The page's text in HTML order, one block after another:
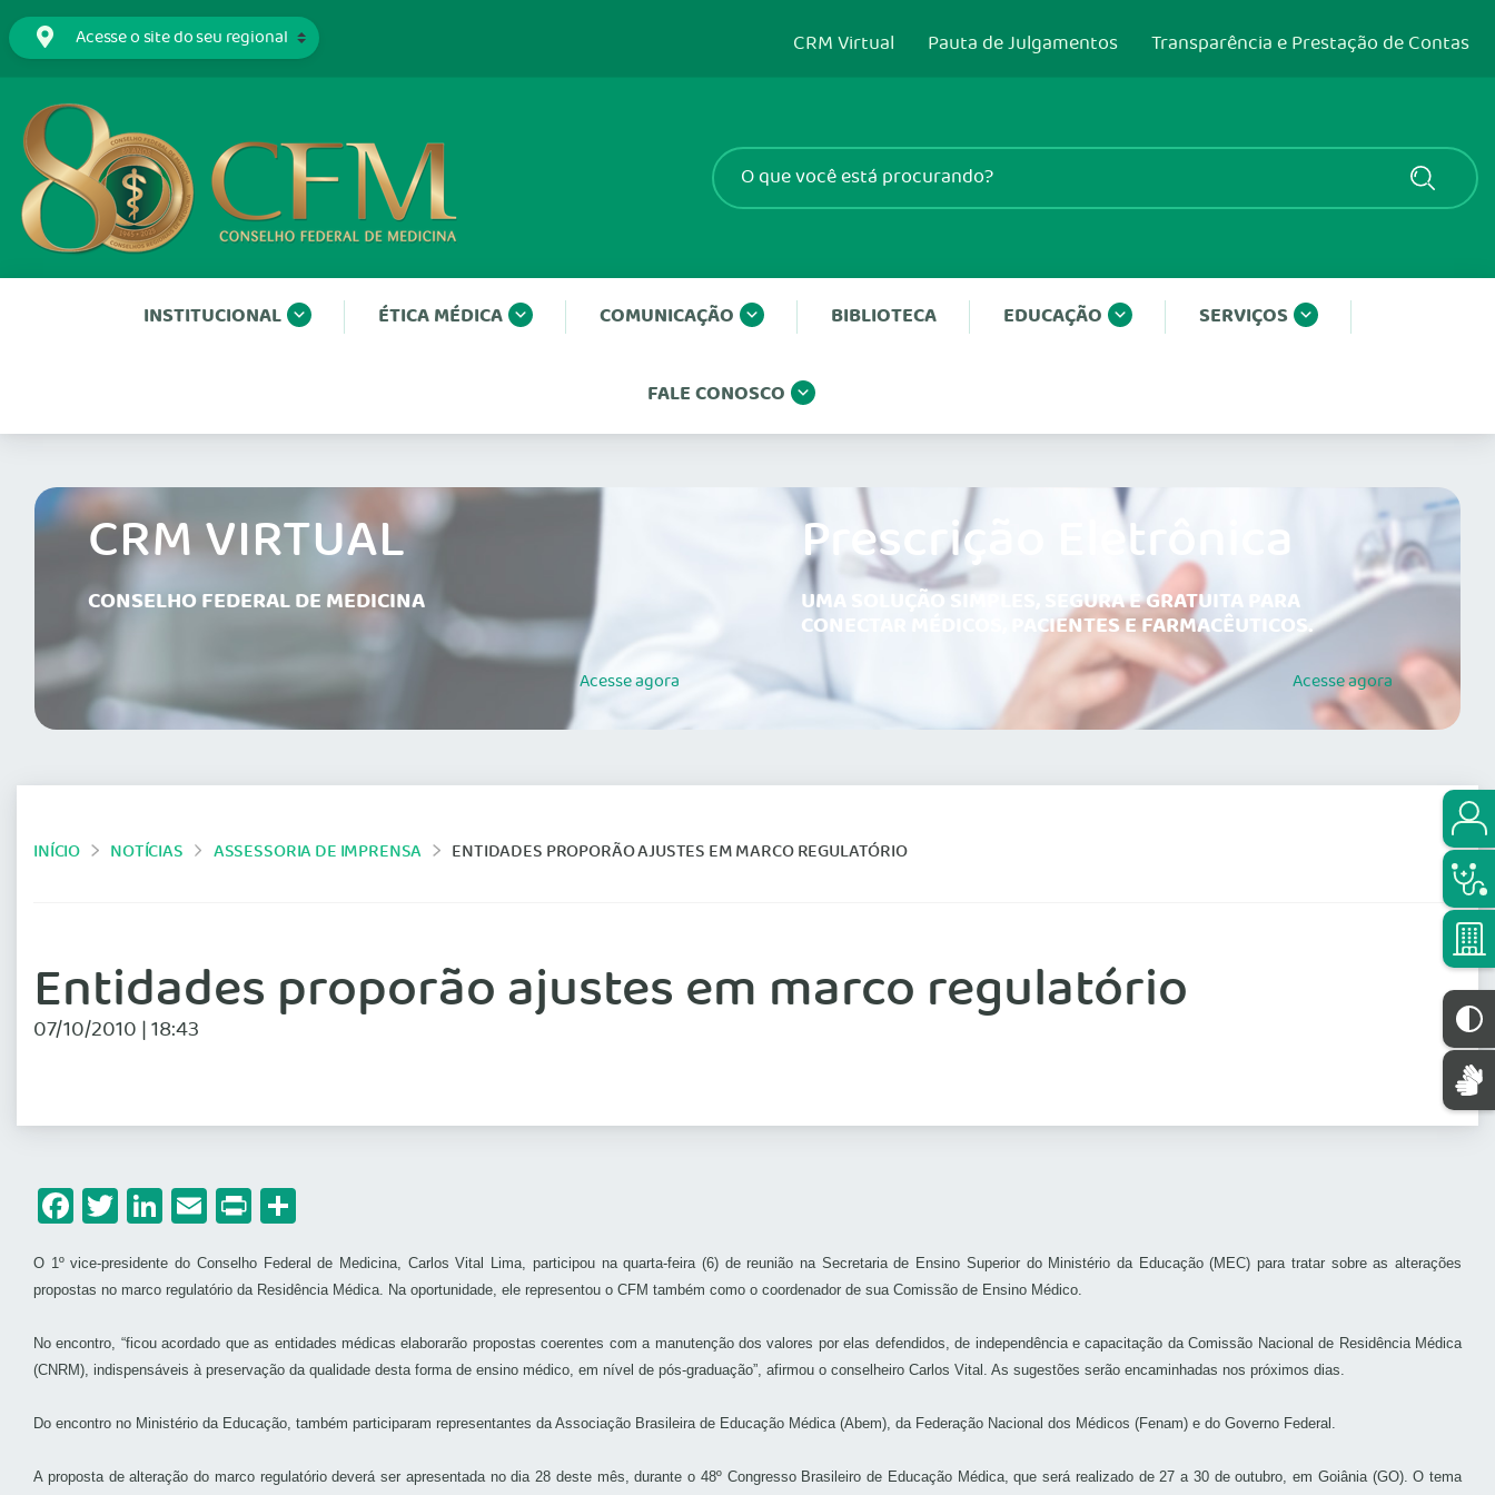
CRM Virtual Pauta de Julgamentos Transparência e Prestação de Contas
INSTITUCIONAL ÉTICA MÉDICA COMUNICAÇÃO BIBLIOTECA EDUCAÇÃO SERVIÇOS
FALE CONOSCO
CRM VIRTUAL
CONSELHO FEDERAL DE MEDICINA
Acesseagora
Prescrição Eletrônica
UMA SOLUÇÃO SIMPLES, SEGURA E GRATUITA PARA
CONECTAR MÉDICOS, PACIENTES E FARMACÊUTICOS.
Acesseagora
INÍCIO NOTÍCIAS ASSESSORIA DE IMPRENSA ENTIDADES PROPORÃO AJUSTES EM MARCO REGULATÓRIO
Entidades proporão ajustes em marco regulatório
07/10/2010 | 18:43
Facebook
Twitter
LinkedIn
Email
Print
O 1º vice-presidente do Conselho Federal de Medicina, Carlos Vital Lima, participou na quarta-feira (6) de reunião na Secretaria de Ensino Superior do Ministério da Educação (MEC) para tratar sobre as alterações
propostas no marco regulatório da Residência Médica. Na oportunidade, ele representou o CFM também como o coordenador de sua Comissão de Ensino Médico.
No encontro, “ficou acordado que as entidades médicas elaborarão propostas coerentes com a manutenção dos valores por elas defendidos, de independência e capacitação da Comissão Nacional de Residência Médica
(CNRM), indispensáveis à preservação da qualidade desta forma de ensino médico, em nível de pós-graduação”, afirmou o conselheiro Carlos Vital. As sugestões serão encaminhadas nos próximos dias.
Do encontro no Ministério da Educação, também participaram representantes da Associação Brasileira de Educação Médica (Abem), da Federação Nacional dos Médicos (Fenam) e do Governo Federal.
A proposta de alteração do marco regulatório deverá ser apresentada no dia 28 deste mês, durante o 48º Congresso Brasileiro de Educação Médica, que será realizado de 27 a 30 de outubro, em Goiânia (GO). O tema